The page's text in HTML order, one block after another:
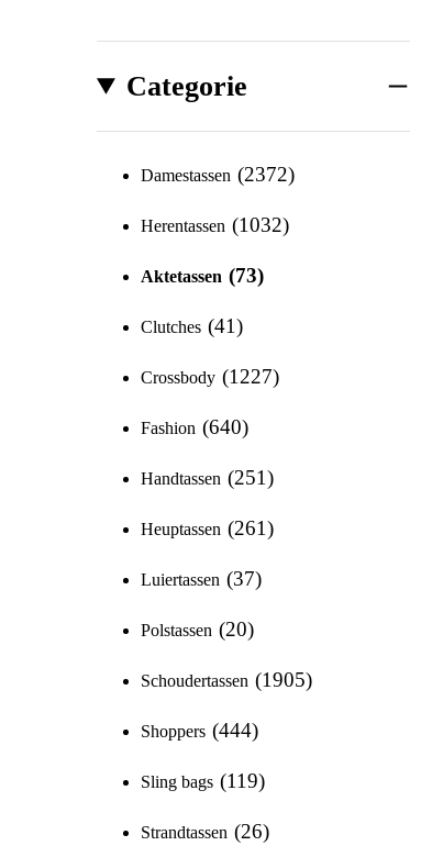
Categorie
Damestassen 2372
Herentassen 1032
Aktetassen 73
Clutches 41
Crossbody 1227
Fashion 640
Handtassen 251
Heuptassen 261
Luiertassen 37
Polstassen 20
Schoudertassen 1905
Shoppers 444
Sling bags 119
Strandtassen 26